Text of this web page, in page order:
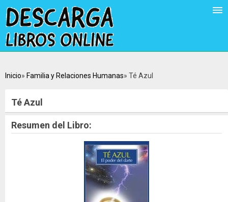
Inicio Familia y Relaciones Humanas Té Azul
Té Azul
Resumen del Libro: